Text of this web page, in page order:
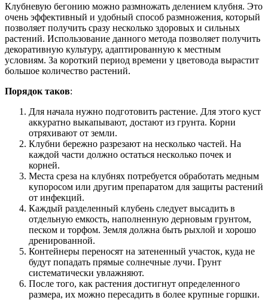
Клубневую бегонию можно размножать делением клубня. Это
очень эффективный и удобный способ размножения, который
позволяет получить сразу несколько здоровых и сильных
растений. Использование данного метода позволяет получить
декоративную культуру, адаптированную к местным
условиям. За короткий период времени у цветовода вырастит
большое количество растений.
Порядок таков:
Для начала нужно подготовить растение. Для этого куст
аккуратно выкапывают, достают из грунта. Корни
отряхивают от земли.
Клубни бережно разрезают на несколько частей. На
каждой части должно остаться несколько почек и
корней.
Места среза на клубнях потребуется обработать медным
купоросом или другим препаратом для защиты растений
от инфекций.
Каждый разделенный клубень следует высадить в
отдельную емкость, наполненную дерновым грунтом,
песком и торфом. Земля должна быть рыхлой и хорошо
дренированной.
Контейнеры переносят на затененный участок, куда не
будут попадать прямые солнечные лучи. Грунт
систематически увлажняют.
После того, как растения достигнут определенного
размера, их можно пересадить в более крупные горшки.